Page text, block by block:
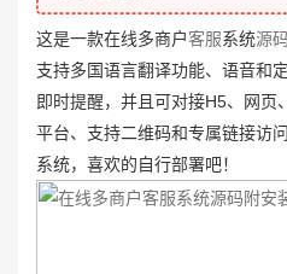
这是一款在线多商户客服系统源码
支持多国语言翻译功能、语音和
即时提醒，并且可对接H5、网页
平台、支持二维码和专属链接访
系统，喜欢的自行部署吧！